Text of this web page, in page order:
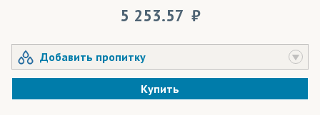
5 253.57
Добавить пропитку
Купить